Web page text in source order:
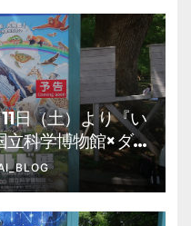
日（土）より『い
科学博物館×ダ
催。 上野公園
報他